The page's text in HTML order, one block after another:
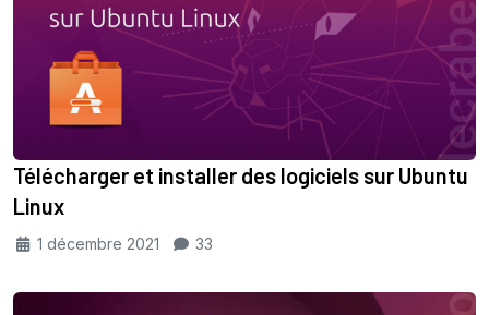
Télécharger et installer des logiciels sur Ubuntu
Linux
1 décembre 2021 33